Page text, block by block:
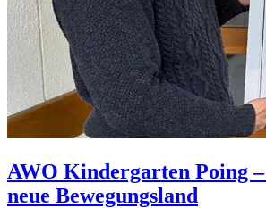
AWO Kindergarten Poing
neue Bewegungsland